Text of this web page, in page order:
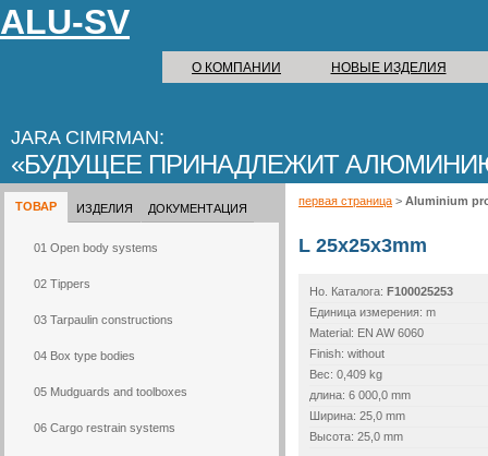
ALU-SV
О КОМПАНИИ НОВЫЕ ИЗДЕЛИЯ
JARA CIMRMAN:
БУДУЩЕЕ ПРИНАДЛЕЖИТ
ТОВАР
01 Open body systems
02 Tippers
03 Tarpaulin constructions
04 Box type bodies
05 Mudguards and toolboxes
06 Cargo restrain systems
ИЗДЕЛИЯ ДОКУМЕНТАЦИЯ
первая страница > Aluminium
L 25x25x3mm
Но. Каталогa: F100025253
Единица измерения: m
Material: EN AW 6060
Finish: without
Вес: 0,409 kg
длина: 6 000,0 mm
Ширина: 25,0 mm
Высота: 25,0 mm